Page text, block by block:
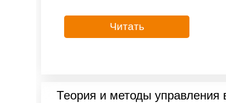
Читать
Теория и методы